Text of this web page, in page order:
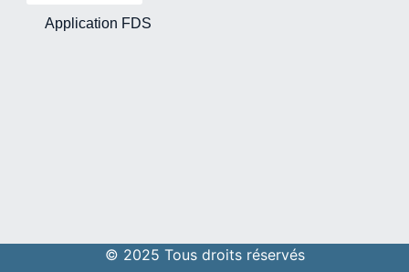
Application FDS
© 2025 Tous droits réservés